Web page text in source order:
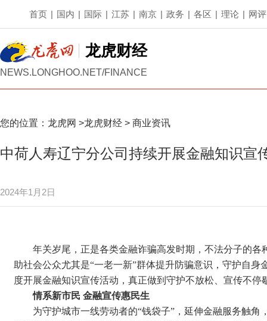
首页 | 国内 | 国际 | 江苏 | 南京 | 政务 | 各区 | 理论 | 网评
龙虎财经
NEWS.LONGHOO.NET/FINANCE
您的位置： 龙虎网 >龙虎财经 > 商业资讯
中荷人寿辽宁分公司持续开展金融知识宣
2024年1月2日
年关岁尾，正是各类金融诈骗高发时期，不法分子的
助社会公众尤其是“一老一新”群体提升防骗意识，守护自
度开展金融知识宣传活动，真正做到守护不放松、宣传不停
情系新市民金融宣传惠民生
为守护城市一线劳动者的“钱袋子”，延伸金融服务触角